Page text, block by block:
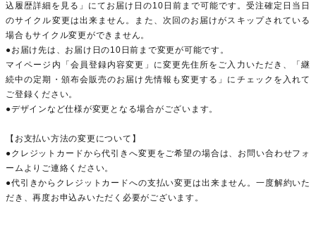
込履歴詳細を見る」にてお届け日の10日前まで可能です。受注確定日当日
のサイクル変更は出来ません。また、次回のお届けがスキップされている
場合もサイクル変更ができません。
●お届け先は、お届け日の10日前まで変更が可能です。
マイページ内「会員登録内容変更」に変更先住所をご入力いただき、「継
続中の定期・頒布会販売のお届け先情報も変更する」にチェックを入れて
ご登録ください。
●デザインなど仕様が変更となる場合がございます。
【お支払い方法の変更について】
●クレジットカードから代引きへ変更をご希望の場合は、お問い合わせフォ
ームよりご連絡ください。
●代引きからクレジットカードへの支払い変更は出来ません。一度解約いた
だき、再度お申込みいただく必要がございます。